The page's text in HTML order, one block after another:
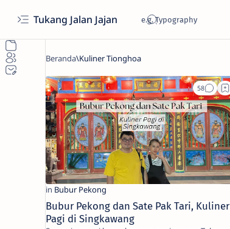
Tukang Jalan Jajan
Bubur Pekong dan Sate Pak Tari, Kuliner
Pagi di Singkawang